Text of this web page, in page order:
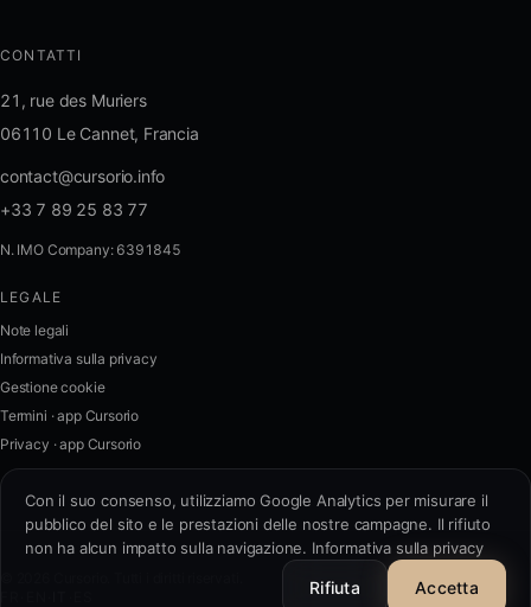
contact@cursorio.info
+33 7 89 25 83 77
CONTATTI
21, rue des Muriers
06110 Le Cannet, Francia
contact@cursorio.info
+33 7 89 25 83 77
N. IMO Company: 6391845
LEGALE
Note legali
Informativa sulla privacy
Gestione cookie
Termini · app Cursorio
Privacy · app Cursorio
Con il suo consenso, utilizziamo Google Analytics per misurare il
pubblico del sito e le prestazioni delle nostre campagne. Il rifiuto
non ha alcun impatto sulla navigazione. Informativa sulla privacy
Rifiuta Accetta